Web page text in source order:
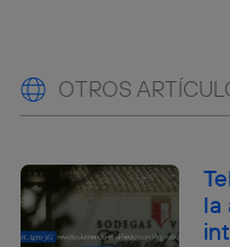
OTROS
la